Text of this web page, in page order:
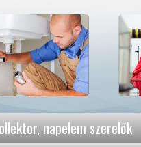
napelem szerelők